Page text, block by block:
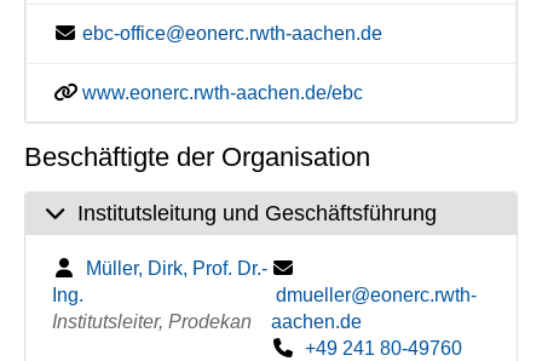
ebc-office@eonerc.rwth-aachen.de
www.eonerc.rwth-aachen.de/ebc
Beschäftigte der Organisation
Institutsleitung und Geschäftsführung
Müller, Dirk, Prof. Dr.-
Ing.
Institutsleiter, Prodekan
dmueller@eonerc.rwth-
aachen.de
+49 241 80-49760